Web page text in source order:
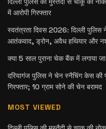
में आरोपी गिरफ्तार
स्वतंत्रता दिवस 2026: दिल्ली पुलिस
आतंकवाद, ड्रोन, अवैध हथियार और
क्या 5 साल पुराना चेक बैंक में लगाया
दरियागंज पुलिस ने चेन स्नैचिंग केस की
गिरफ्तार; 10 ग्राम सोने की चेन बरामद
MOST VIEWED